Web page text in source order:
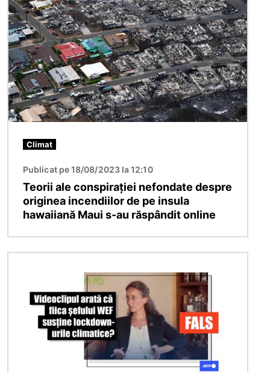
Imagine
Climat
Publicat pe 18/08/2023 la 12:10
Teorii ale conspirației nefondate despre
originea incendiilor de pe insula
hawaiiană Maui s-au răspândit online